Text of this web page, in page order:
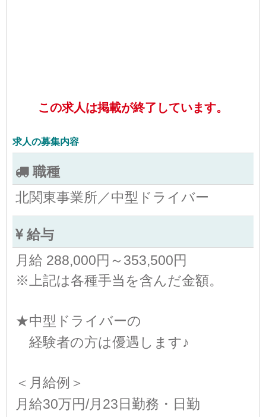
この求人は掲載が終了しています。
求人の募集内容
職種
北関東事業所／中型ドライバー
給与
月給 288,000円～353,500円
※上記は各種手当を含んだ金額。
★中型ドライバーの
経験者の方は優遇します♪
＜月給例＞
月給30万円/月23日勤務・日勤